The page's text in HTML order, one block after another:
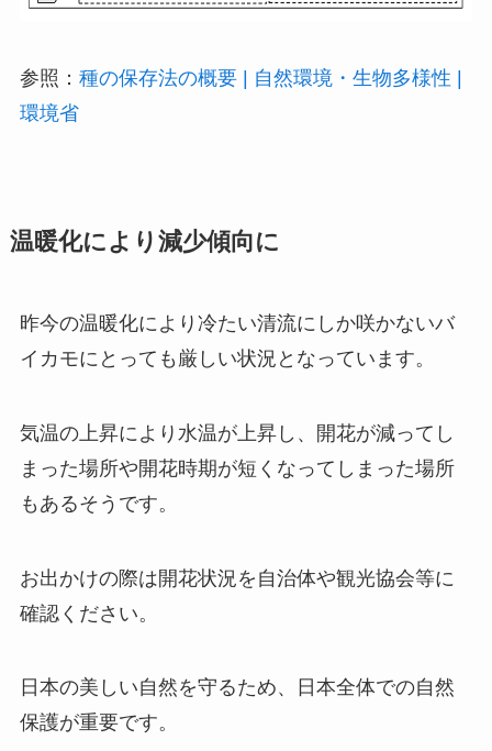
参照： 種の保存法の概要 | 自然環境・生物多様性 |
環境省
温暖化により減少傾向に
昨今の温暖化により冷たい清流にしか咲かないバ
イカモにとっても厳しい状況となっています。
気温の上昇により水温が上昇し、開花が減ってし
まった場所や開花時期が短くなってしまった場所
もあるそうです。
お出かけの際は開花状況を自治体や観光協会等に
確認ください。
日本の美しい自然を守るため、日本全体での自然
保護が重要です。